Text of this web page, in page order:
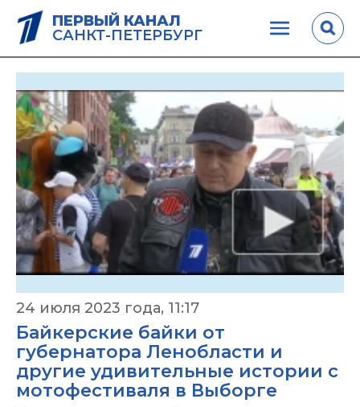
ПЕРВЫЙ КАНАЛ
САНКТ-ПЕТЕРБУРГ
24 июля 2023 года, 11:17
Байкерские байки от
губернатора Ленобласти и
другие удивительные истории с
мотофестиваля в Выборге